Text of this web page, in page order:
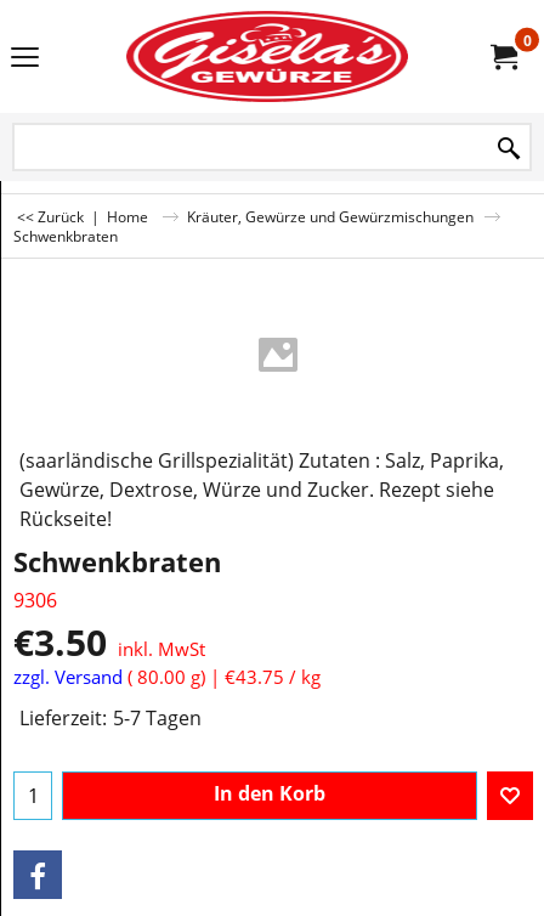
0
<< Zurück | Home
Kräuter, Gewürze und Gewürzmischungen
Schwenkbraten
(saarländische Grillspezialität) Zutaten : Salz, Paprika,
Gewürze, Dextrose, Würze und Zucker. Rezept siehe
Rückseite!
Schwenkbraten
9306
€3.50 inkl. MwSt
zzgl. Versand
80.00 g €43.75 / kg
Lieferzeit: 5-7 Tagen
In den Korb